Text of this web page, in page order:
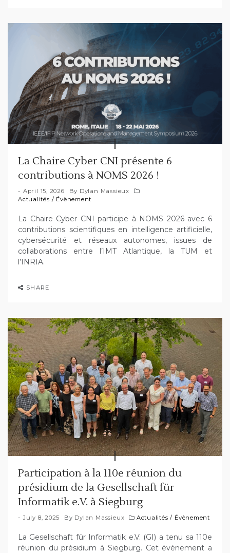
La Chaire Cyber CNI présente 6
contributions à NOMS 2026 !
April 15, 2026 By Dylan Massieux
Actualités / Évènement
La Chaire Cyber CNI participe à NOMS 2026 avec 6
contributions scientifiques en intelligence artificielle,
cybersécurité et réseaux autonomes, issues de
collaborations entre l’IMT Atlantique, la TUM et
l’INRIA.
SHARE
Participation à la 110e réunion du
présidium de la Gesellschaft für
Informatik e.V. à Siegburg
July 8, 2025 By Dylan Massieux Actualités / Évènement
La Gesellschaft für Informatik e.V. (GI) a tenu sa 110e
réunion du présidium à Siegburg. Cet événement a